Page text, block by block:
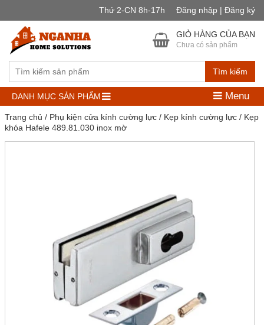
Thứ 2-CN 8h-17h Đăng nhập | Đăng ký
Tìm kiếm
GIỎ HÀNG CỦA BẠN
Chưa có sản phẩm
DANH MỤC SẢN PHẨM Menu
Trang chủ / Phụ kiện cửa kính cường lực/ Kẹp kính cường lực/ Kẹp
khóa Hafele 489.81.030 inox mờ